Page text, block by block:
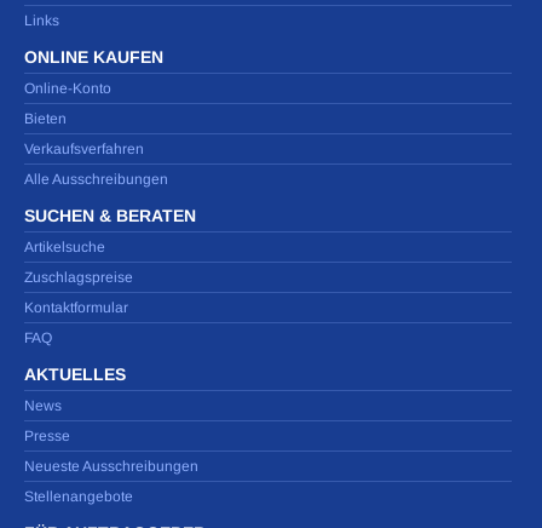
Links
ONLINE KAUFEN
Online-Konto
Bieten
Verkaufsverfahren
Alle Ausschreibungen
SUCHEN & BERATEN
Artikelsuche
Zuschlagspreise
Kontaktformular
FAQ
AKTUELLES
News
Presse
Neueste Ausschreibungen
Stellenangebote